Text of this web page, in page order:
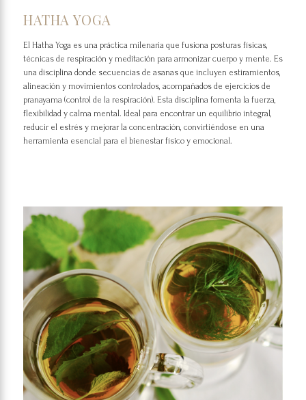
HATHA YOGA
El Hatha Yoga es una práctica milenaria que fusiona posturas físicas,
técnicas de respiración y meditación para armonizar cuerpo y mente. Es
una disciplina donde secuencias de asanas que incluyen estiramientos,
alineación y movimientos controlados, acompañados de ejercicios de
pranayama (control de la respiración). Esta disciplina fomenta la fuerza,
flexibilidad y calma mental. Ideal para encontrar un equilibrio integral,
reducir el estrés y mejorar la concentración, convirtiéndose en una
herramienta esencial para el bienestar físico y emocional.